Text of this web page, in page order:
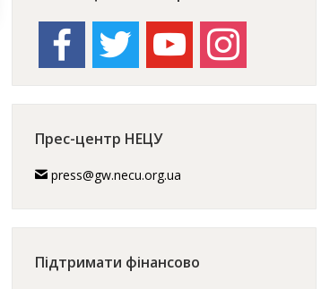
facebook twitter youtube instagram
Прес-центр НЕЦУ
press@gw.necu.org.ua
Підтримати фінансово